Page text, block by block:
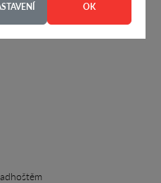
OK